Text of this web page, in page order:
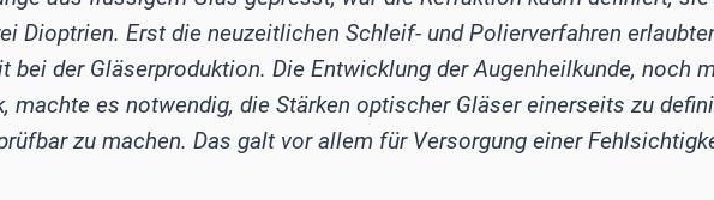
Dioptrien. Erst die neuzeitlichen Schleif- und Polierverfahren
bei der Gläserproduktion. Die Entwicklung der Augenheilkunde, noch
machte es notwendig, die Stärken optischer Gläser einerseits zu
zu machen. Das galt vor allem für Versorgung einer